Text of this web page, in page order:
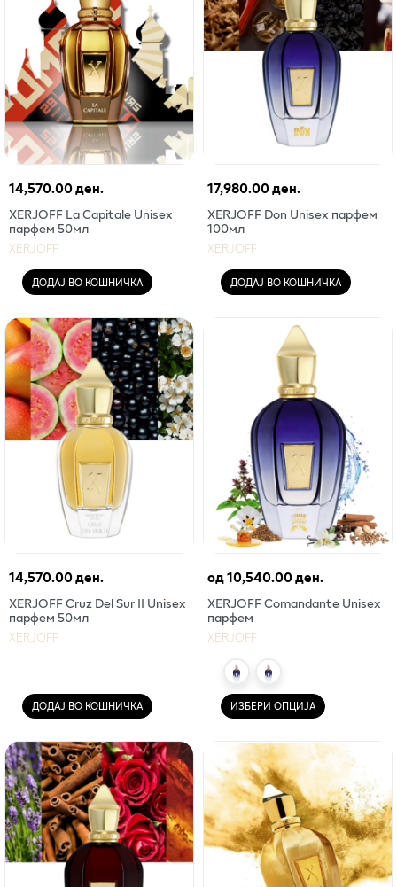
14,570.00 ден.
XERJOFF La Capitale Unisex
парфем 50мл
XERJOFF
ДОДАЈ ВО КОШНИЧКА
17,980.00 ден.
XERJOFF Don Unisex парфем
100мл
XERJOFF
ДОДАЈ ВО КОШНИЧКА
14,570.00 ден.
XERJOFF Cruz Del Sur II Unisex
парфем 50мл
XERJOFF
ДОДАЈ ВО КОШНИЧКА
од10,540.00 ден.
XERJOFF Comandante Unisex
парфем
XERJOFF
ИЗБЕРИ ОПЦИЈА